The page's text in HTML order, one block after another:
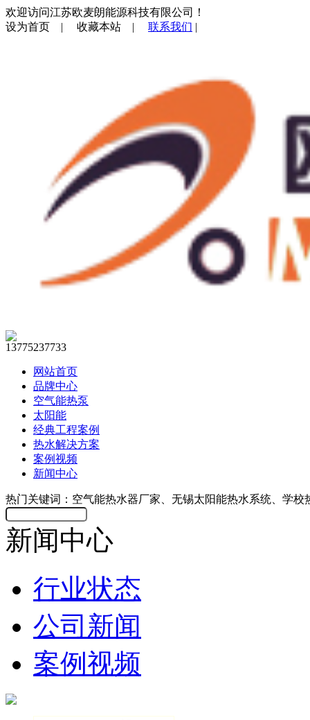
欢迎访问江苏欧麦朗能源科技有限公司！
设为首页 | 收藏本站 | 联系我们 |
13775237733
网站首页
品牌中心
空气能热泵
太阳能
经典工程案例
热水解决方案
案例视频
新闻中心
热门关键词：空气能热水器厂家、无锡太阳能热水系统、学校
新闻中心
行业状态
公司新闻
案例视频